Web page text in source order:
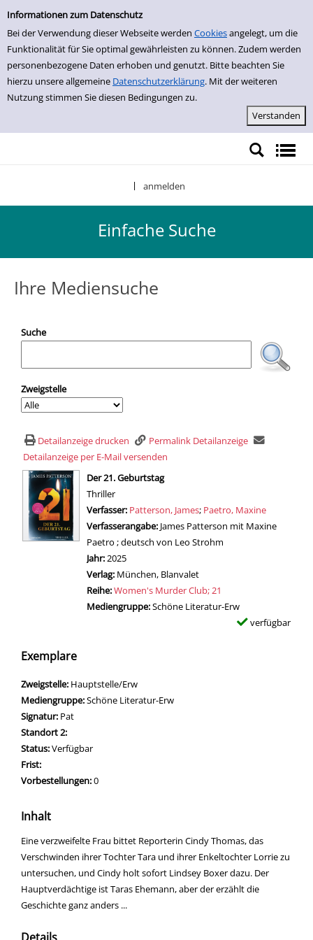
Einfache Suche
Informationen zum Datenschutz
Bei der Verwendung dieser Webseite werden Cookiesangelegt, um die
Funktionalität für Sie optimal gewährleisten zu können. Zudem werden
personenbezogene Daten erhoben und genutzt. Bitte beachten Sie
hierzu unsere allgemeine Datenschutzerklärung. Mit der weiteren
Nutzung stimmen Sie diesen Bedingungen zu.
Zur Detailanzeige springen
anmelden
Einfache Suche
Ihre Mediensuche
Suche
Zweigstelle
Detailanzeige drucken
Permalink Detailanzeige
Detailanzeige per E-Mail versenden
wird in neuem Tab geöffnet
Der 21. Geburtstag
Thriller
Verfasser: Suche nach diesem Verfasser
Patterson, James; Paetro, Maxine
Verfasserangabe: James Patterson mit Maxine
Paetro ; deutsch von Leo Strohm
Jahr: 2025
Verlag: München, Blanvalet
Reihe:Women's Murder Club; 21
Mediengruppe:Schöne Literatur-Erw
verfügbar
Exemplare
Zweigstelle: Hauptstelle/Erw
Mediengruppe:Schöne Literatur-Erw
Signatur: Pat
Standort 2:
Status:Verfügbar
Frist:
Vorbestellungen:0
Inhalt
Eine verzweifelte Frau bittet Reporterin Cindy Thomas, das
Verschwinden ihrer Tochter Tara und ihrer Enkeltochter Lorrie zu
untersuchen, und Cindy holt sofort Lindsey Boxer dazu. Der
Hauptverdächtige ist Taras Ehemann, aber der erzählt die
Geschichte ganz anders ...
Details